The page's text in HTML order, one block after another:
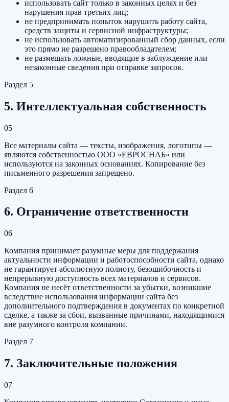
использовать сайт только в законных целях и без
нарушения прав третьих лиц;
не предпринимать попыток нарушить работу сайта,
средств защиты и сервисной инфраструктуры;
не использовать автоматизированный сбор данных, если
это прямо не разрешено правообладателем;
не размещать ложные, вводящие в заблуждение или
незаконные сведения при отправке запросов.
Раздел 5
5. Интеллектуальная собственность
05
Все материалы сайта — тексты, изображения, логотипы —
являются собственностью ООО «ЕВРОСНАБ» или
используются на законных основаниях. Копирование без
письменного разрешения запрещено.
Раздел 6
6. Ограничение ответственности
06
Компания принимает разумные меры для поддержания
актуальности информации и работоспособности сайта, однако
не гарантирует абсолютную полноту, безошибочность и
непрерывную доступность всех материалов и сервисов.
Компания не несёт ответственности за убытки, возникшие
вследствие использования информации сайта без
дополнительного подтверждения в документах по конкретной
сделке, а также за сбои, вызванные причинами, находящимися
вне разумного контроля компании.
Раздел 7
7. Заключительные положения
07